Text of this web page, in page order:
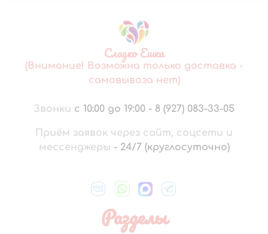
Сладко Ешка
(Внимание! Возможна только доставка -
самовывоза нет)
Звонки с 10:00 до 19:00 - 8 (927) 083-33-05
Приём заявок через сайт, соцсети и
мессенджеры - 24/7 (круглосуточно)
Разделы